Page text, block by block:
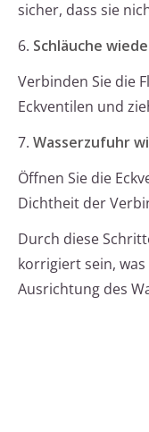
sicher, dass sie
6. Schläuche
Verbinden Sie die
Eckventilen und
7. Wasserzufuhr
Öffnen Sie die
Dichtheit der
Durch diese
korrigiert sein,
Ausrichtung des